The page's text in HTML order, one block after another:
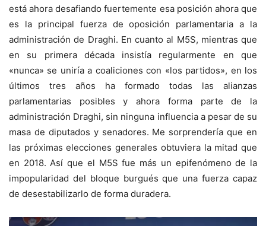
está ahora desafiando fuertemente esa posición ahora que
es la principal fuerza de oposición parlamentaria a la
administración de Draghi. En cuanto al M5S, mientras que
en su primera década insistía regularmente en que
«nunca» se uniría a coaliciones con «los partidos», en los
últimos tres años ha formado todas las alianzas
parlamentarias posibles y ahora forma parte de la
administración Draghi, sin ninguna influencia a pesar de su
masa de diputados y senadores. Me sorprendería que en
las próximas elecciones generales obtuviera la mitad que
en 2018. Así que el M5S fue más un epifenómeno de la
impopularidad del bloque burgués que una fuerza capaz
de desestabilizarlo de forma duradera.